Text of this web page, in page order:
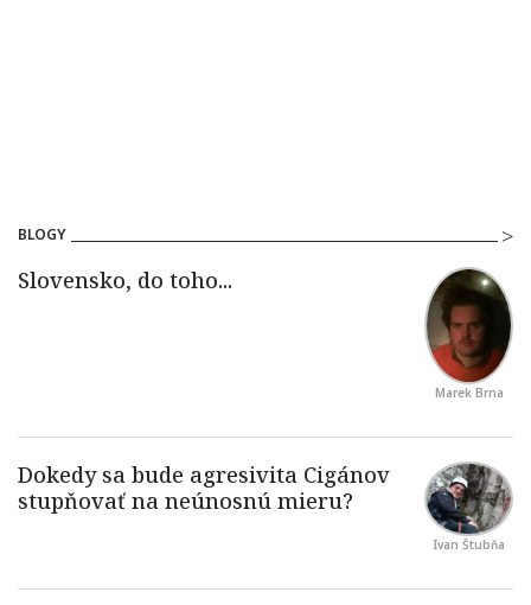
BLOGY
Marek Brna
Ivan Štubňa